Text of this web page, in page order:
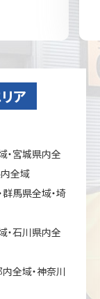
ア
・宮城県内全
全域
馬県全域・埼
・石川県内全
全域・神奈川